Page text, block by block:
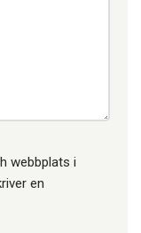
webbplats i
en